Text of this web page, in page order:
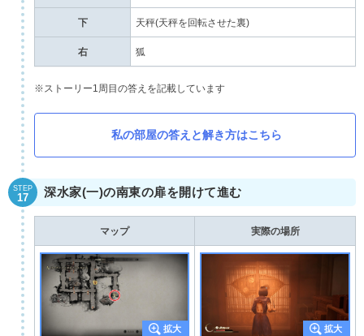
下 天秤(天秤を回転させた裏)
右 狐
※ストーリー1周目の答えを記載しています
私の部屋の答えと解き方はこちら
STEP
17 深水家(一)の南東の扉を開けて進む
マップ 実際の場所